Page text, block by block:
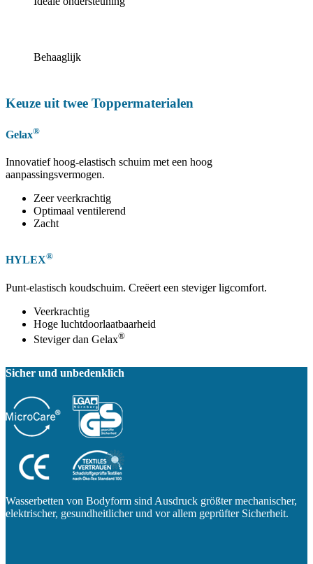
Behaaglijk
Keuze uit twee Toppermaterialen
Gelax®
Innovatief hoog-elastisch schuim met een hoog
aanpassingsvermogen.
Zeer veerkrachtig
Optimaal ventilerend
Zacht
HYLEX®
Punt-elastisch koudschuim. Creëert een steviger ligcomfort.
Veerkrachtig
Hoge luchtdoorlaatbaarheid
Steviger dan Gelax®
Sicher und unbedenklich
Wasserbetten von Bodyform sind Ausdruck größter mechanischer,
elektrischer, gesundheitlicher und vor allem geprüfter Sicherheit.